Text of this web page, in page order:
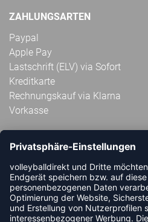
ZAHLUNGSARTEN
Paypal
Apple Pay
Lastschrift (ELV) via Sofort
Kreditkarte
Rechnungskauf via Klarna
Vorkasse
ABONNIERE JETZT DEN
VOLLEYBALLDIREKT-
NEUIGKEIT ODER AKTION
JETZT